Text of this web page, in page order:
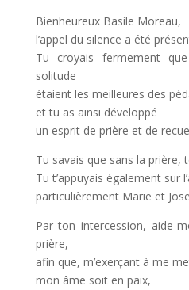
Bienheureux Basile Moreau,
l’appel du silence a été
Tu croyais fermement
solitude
étaient les meilleures des
et tu as ainsi développé
un esprit de prière et de
Tu savais que sans la prière,
Tu t’appuyais également sur
particulièrement Marie et
Par ton intercession, aide-
prière,
afin que, m’exerçant à me
mon âme soit en paix,